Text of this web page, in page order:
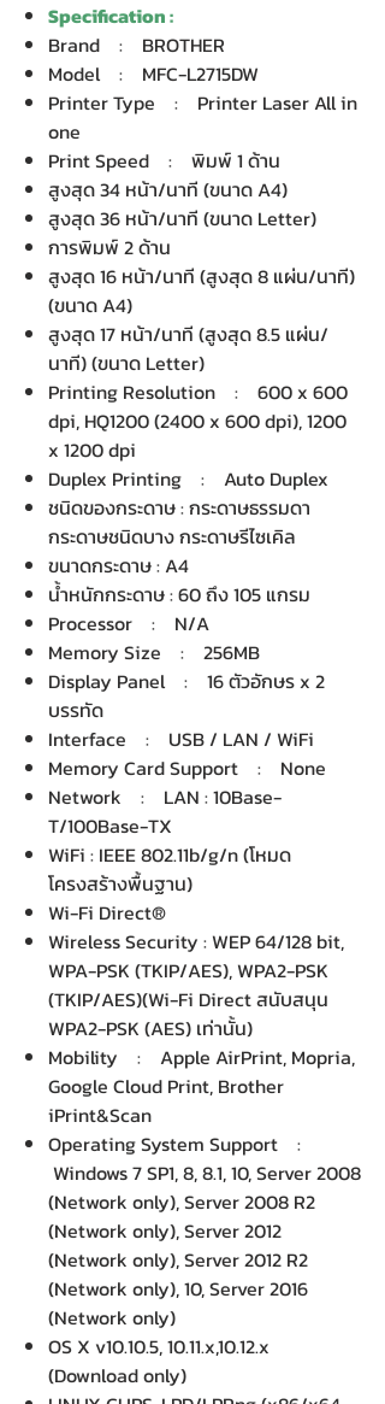
Specification :
Brand : BROTHER
Model : MFC-L2715DW
Printer Type : Printer Laser All in
one
Print Speed : พิมพ์ 1 ด้าน
สูงสุด 34 หน้า/นาที (ขนาด A4)
สูงสุด 36 หน้า/นาที (ขนาด Letter)
การพิมพ์ 2 ด้าน
สูงสุด 16 หน้า/นาที (สูงสุด 8 แผ่น/นาที)
(ขนาด A4)
สูงสุด 17 หน้า/นาที (สูงสุด 8.5 แผ่น/
นาที) (ขนาด Letter)
Printing Resolution : 600 x 600
dpi, HQ1200 (2400 x 600 dpi), 1200
x 1200 dpi
Duplex Printing : Auto Duplex
ชนิดของกระดาษ : กระดาษธรรมดา
กระดาษชนิดบาง กระดาษรีไซเคิล
ขนาดกระดาษ : A4
น้ำหนักกระดาษ : 60 ถึง 105 แกรม
Processor : N/A
Memory Size : 256MB
Display Panel : 16 ตัวอักษร x 2
บรรทัด
Interface : USB / LAN / WiFi
Memory Card Support : None
Network : LAN : 10Base-
T/100Base-TX
WiFi : IEEE 802.11b/g/n (โหมด
โครงสร้างพื้นฐาน)
Wi-Fi Direct®
Wireless Security : WEP 64/128 bit,
WPA-PSK (TKIP/AES), WPA2-PSK
(TKIP/AES)(Wi-Fi Direct สนับสนุน
WPA2-PSK (AES) เท่านั้น)
Mobility : Apple AirPrint, Mopria,
Google Cloud Print, Brother
iPrint&Scan
Operating System Support :
Windows 7 SP1, 8, 8.1, 10, Server 2008
(Network only), Server 2008 R2
(Network only), Server 2012
(Network only), Server 2012 R2
(Network only), 10, Server 2016
(Network only)
OS X v10.10.5, 10.11.x,10.12.x
(Download only)